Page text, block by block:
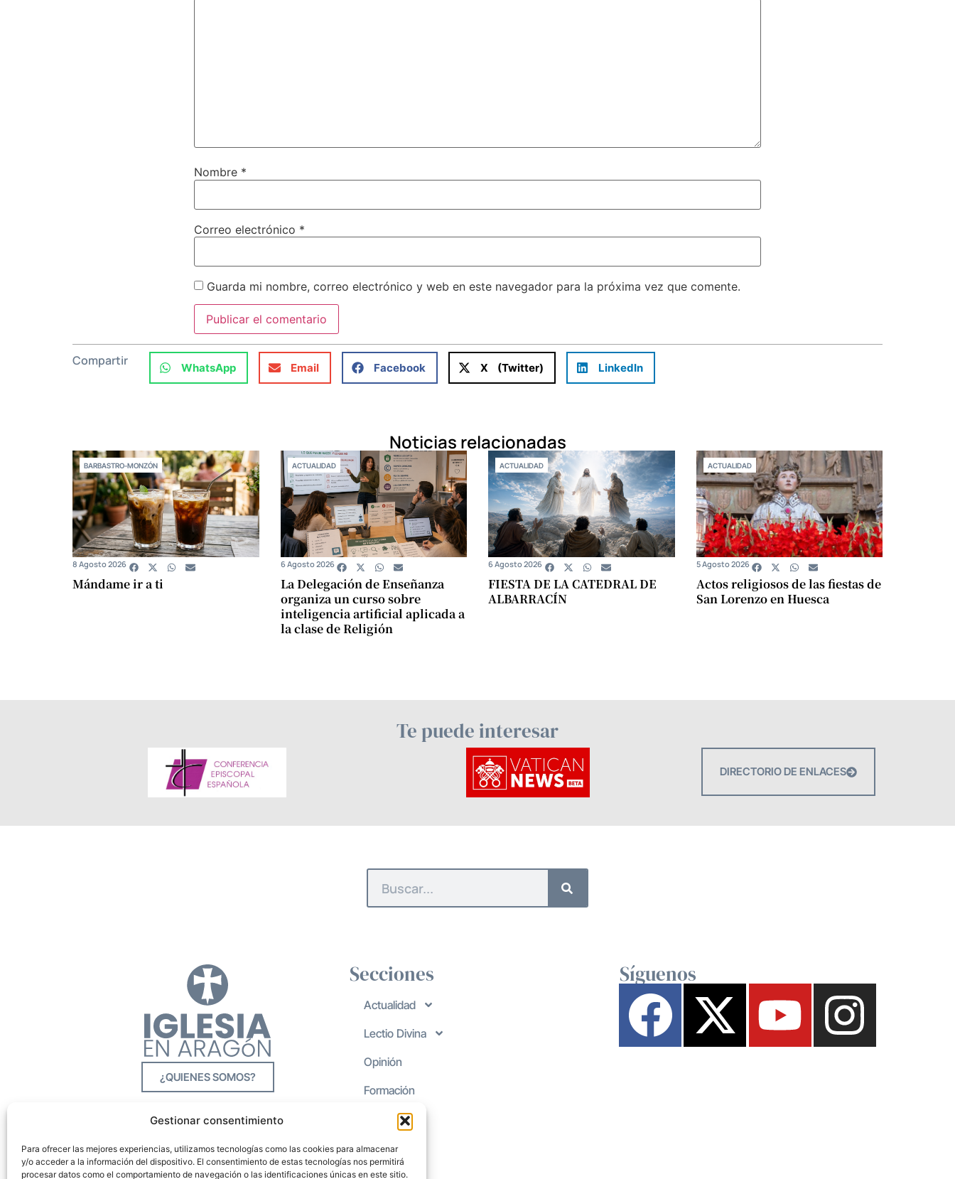
Gestionar consentimiento
Para ofrecer las mejores experiencias, utilizamos tecnologías como las cookies para almacenar
y/o acceder a la información del dispositivo. El consentimiento de estas tecnologías nos permitirá
procesar datos como el comportamiento de navegación o las identificaciones únicas en este sitio.
Nombre *
Correo electrónico *
Guarda mi nombre, correo electrónico y web en este navegador para la próxima vez que comente.
Compartir WhatsApp Email Facebook X (Twitter) LinkedIn
Noticias relacionadas
BARBASTRO-MONZÓN
Mándame ir a ti
8 Agosto 2026
ACTUALIDAD
La Delegación de Enseñanza
organiza un curso sobre
inteligencia artificial aplicada a
la clase de Religión
6 Agosto 2026
ACTUALIDAD
FIESTA DE LA CATEDRAL DE
ALBARRACÍN
6 Agosto 2026
ACTUALIDAD
Actos religiosos de las fiestas de
San Lorenzo en Huesca
5 Agosto 2026
Te puede interesar
DIRECTORIO DE ENLACES
¿QUIENES SOMOS?
Secciones
Actualidad
Lectio Divina
Opinión
Formación
Síguenos